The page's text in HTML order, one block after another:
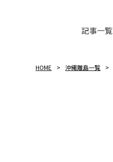
記事一覧
HOME 沖縄離島一覧